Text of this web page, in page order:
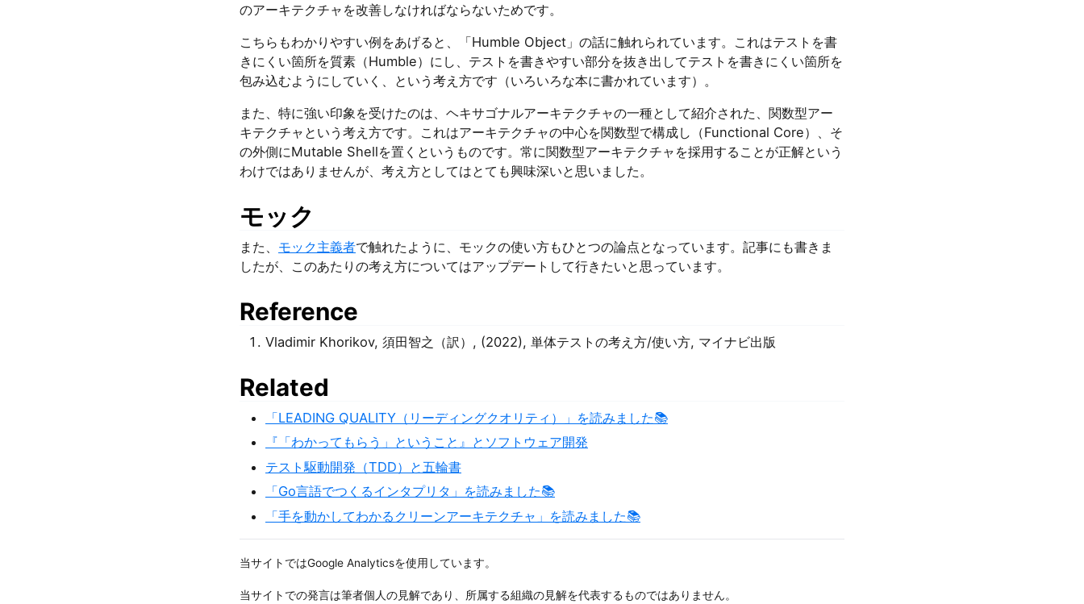
のアーキテクチャを改善しなければならないためです。
こちらもわかりやすい例をあげると、「Humble Object」の話に触れられています。これはテストを書
きにくい箇所を質素（Humble）にし、テストを書きやすい部分を抜き出してテストを書きにくい箇所を
包み込むようにしていく、という考え方です（いろいろな本に書かれています）。
また、特に強い印象を受けたのは、ヘキサゴナルアーキテクチャの一種として紹介された、関数型アー
キテクチャという考え方です。これはアーキテクチャの中心を関数型で構成し（Functional Core）、そ
の外側にMutable Shellを置くというものです。常に関数型アーキテクチャを採用することが正解という
わけではありませんが、考え方としてはとても興味深いと思いました。
モック
また、 モック主義者で触れたように、モックの使い方もひとつの論点となっています。記事にも書きま
したが、このあたりの考え方についてはアップデートして行きたいと思っています。
Reference
Vladimir Khorikov, 須田智之（訳）, (2022), 単体テストの考え方/使い方, マイナビ出版
Related
「LEADING QUALITY（リーディングクオリティ）」を読みました📚
『「わかってもらう」ということ』とソフトウェア開発
テスト駆動開発（TDD）と五輪書
「Go言語でつくるインタプリタ」を読みました📚
「手を動かしてわかるクリーンアーキテクチャ」を読みました📚
当サイトではGoogle Analyticsを使用しています。
当サイトでの発言は筆者個人の見解であり、所属する組織の見解を代表するものではありません。